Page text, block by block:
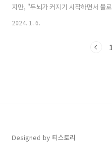
지만, "두뇌가 커지기 시작하면서 불
자들의 생각이다. 이유는 위장으로 가
이득을 본 경우다. 불이 아니었다면
2024. 1. 6.
1
Designed by 티스토리